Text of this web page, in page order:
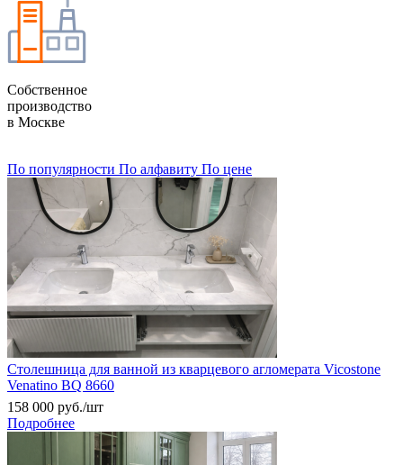
Собственное
производство
в Москве
По популярности По алфавиту По цене
Столешница для ванной из кварцевого агломерата Vicostone
Venatino BQ 8660
158 000 руб./шт
Подробнее